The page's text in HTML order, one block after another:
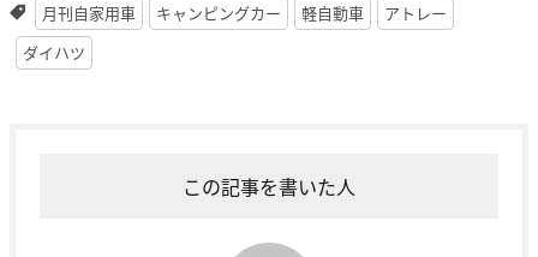
月刊自家用車
キャンピングカー 軽自動車
アトレー
ダイハツ
この記事を書いた人